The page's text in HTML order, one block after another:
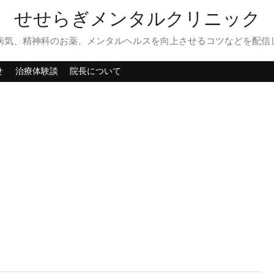
せせらぎメンタルクリニック
気、精神科のお薬、メンタルヘルスを向上させるコツなどを配信
治療体験談 院長について